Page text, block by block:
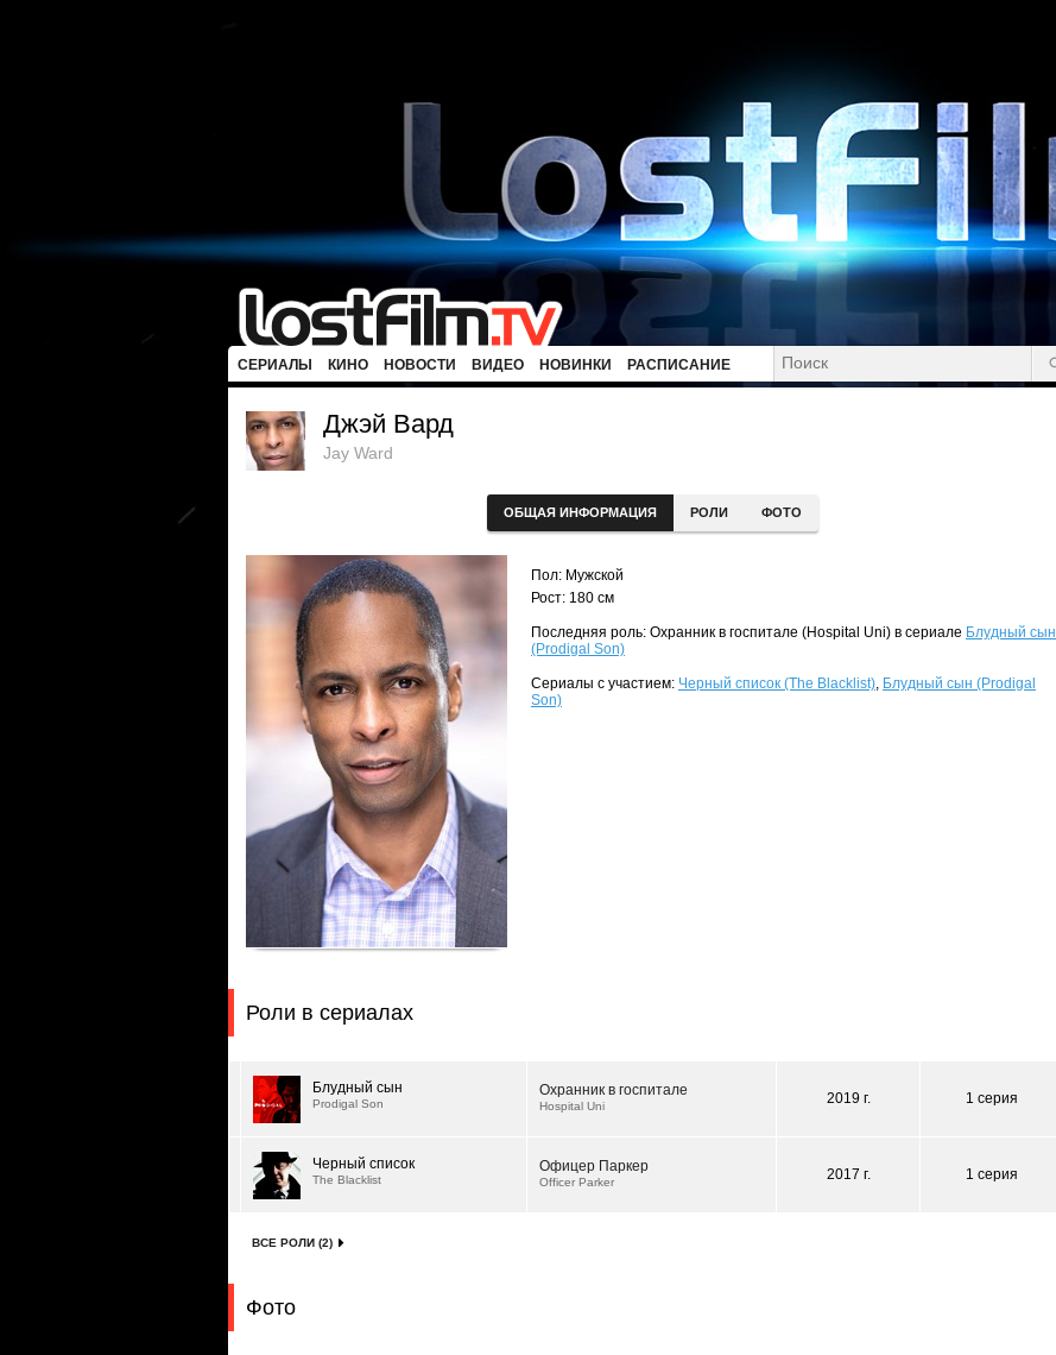
СЕРИАЛЫ КИНО НОВОСТИ ВИДЕО НОВИНКИ РАСПИСАНИЕ
Джэй Вард
Jay Ward
ОБЩАЯ ИНФОРМАЦИЯ РОЛИ ФОТО
Пол: Мужской
Рост: 180 см
Последняя роль: Охранник в госпитале (Hospital Uni) в сериале Блудный сын
(Prodigal Son)
Сериалы с участием: Черный список (The Blacklist), Блудный сын (Prodigal
Son)
Роли в сериалах
Блудный сын
Prodigal Son
Охранник в госпитале
Hospital Uni 2019 г. 1 серия
Черный список
The Blacklist
Офицер Паркер
Officer Parker 2017 г. 1 серия
ВСЕ РОЛИ (2)
Фото